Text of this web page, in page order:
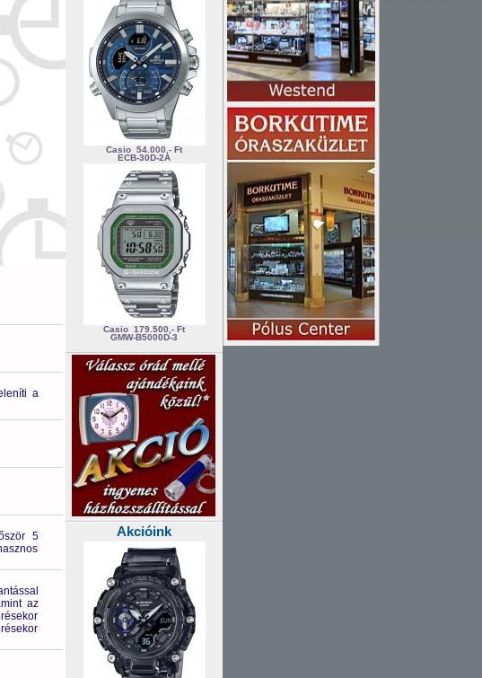
a
5
az
Casio 54.000,- Ft
ECB-30D-2A
Casio 179.500,- Ft
GMW-B5000D-3
Akcióink